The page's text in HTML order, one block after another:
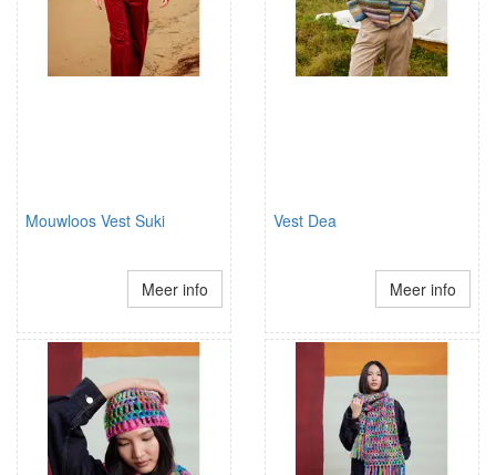
Mouwloos Vest Suki
Meer info
Vest Dea
Meer info